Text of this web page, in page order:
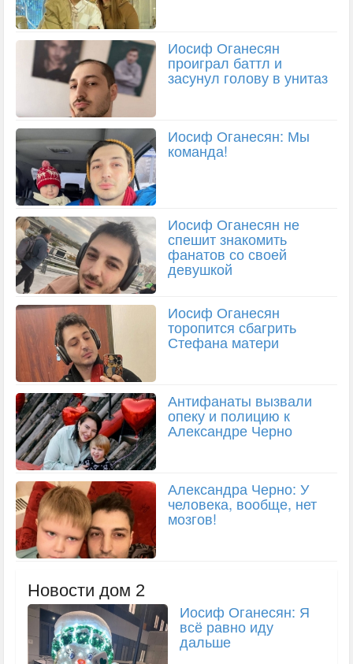
Иосиф Оганесян
проиграл баттл и
засунул голову в унитаз
Иосиф Оганесян: Мы
команда!
Иосиф Оганесян не
спешит знакомить
фанатов со своей
девушкой
Иосиф Оганесян
торопится сбагрить
Стефана матери
Антифанаты вызвали
опеку и полицию к
Александре Черно
Александра Черно: У
человека, вообще, нет
мозгов!
Новости дом 2
Иосиф Оганесян: Я
всё равно иду
дальше